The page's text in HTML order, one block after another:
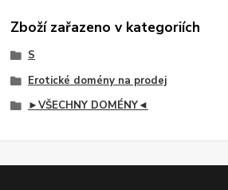
Zboží zařazeno v kategoriích
S
Erotické domény na prodej
►VŠECHNY DOMÉNY◄